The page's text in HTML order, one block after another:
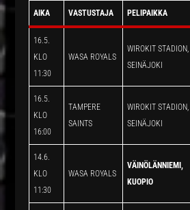
AIKA VASTUSTAJA PELIPAIKKA
16.5.
KLO
11:30
WASA ROYALS
WIROKIT STADION,
SEINÄJOKI
16.5.
KLO
16:00
TAMPERE
SAINTS
WIROKIT STADION,
SEINÄJOKI
14.6.
KLO
11:30
WASA ROYALS
VÄINÖLÄNNIEMI,
KUOPIO